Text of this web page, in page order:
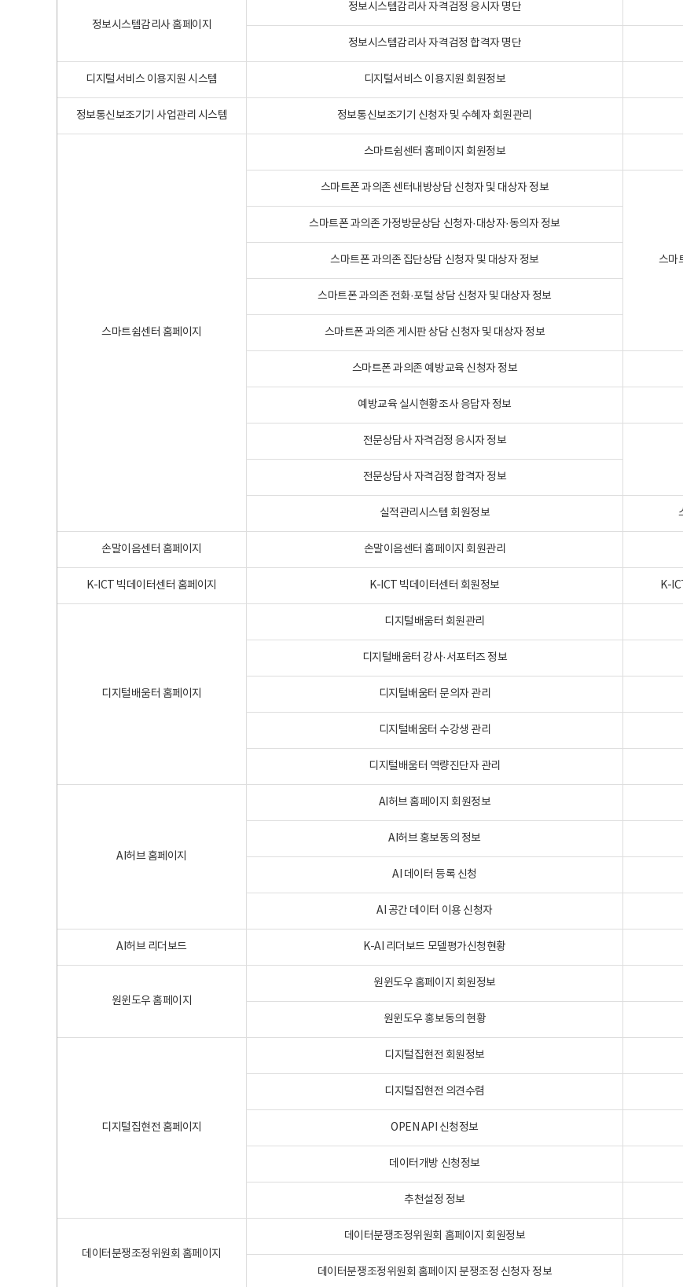
정보시스템감리사 홈페이지
정보시스템감리사 자격검정 응시자 명단
정보시스템감리사 자격검정 합격자 명단
디지털서비스 이용지원 시스템 디지털서비스 이용지원 회원정보
정보통신보조기기 사업관리 시스템 정보통신보조기기 신청자 및 수혜자 회원관리
스마트쉼센터 홈페이지
스마트쉼센터 홈페이지 회원정보
스마트폰 과의존 센터내방상담 신청자 및 대상자 정보
스마
스마트폰 과의존 가정방문상담 신청자·대상자·동의자 정보
스마트폰 과의존 집단상담 신청자 및 대상자 정보
스마트폰 과의존 전화·포털 상담 신청자 및 대상자 정보
스마트폰 과의존 게시판 상담 신청자 및 대상자 정보
스마트폰 과의존 예방교육 신청자 정보
예방교육 실시현황조사 응답자 정보
전문상담사 자격검정 응시자 정보
전문상담사 자격검정 합격자 정보
실적관리시스템 회원정보
손말이음센터 홈페이지 손말이음센터 홈페이지 회원관리
K-ICT 빅데이터센터 홈페이지 K-ICT 빅데이터센터 회원정보 K-
디지털배움터 홈페이지
디지털배움터 회원관리
디지털배움터 강사·서포터즈 정보
디지털배움터 문의자 관리
디지털배움터 수강생 관리
디지털배움터 역량진단자 관리
AI허브 홈페이지
AI허브 홈페이지 회원정보
AI허브 홍보동의 정보
AI 데이터 등록 신청
AI 공간 데이터 이용 신청자
AI허브 리더보드 K-AI 리더보드 모델평가신청현황
원윈도우 홈페이지
원윈도우 홈페이지 회원정보
원윈도우 홍보동의 현황
디지털집현전 홈페이지
디지털집현전 회원정보
디지털집현전 의견수렴
OPEN API 신청정보
데이터개방 신청정보
추천설정 정보
데이터분쟁조정위원회 홈페이지
데이터분쟁조정위원회 홈페이지 회원정보
데이터분쟁조정위원회 홈페이지 분쟁조정 신청자 정보